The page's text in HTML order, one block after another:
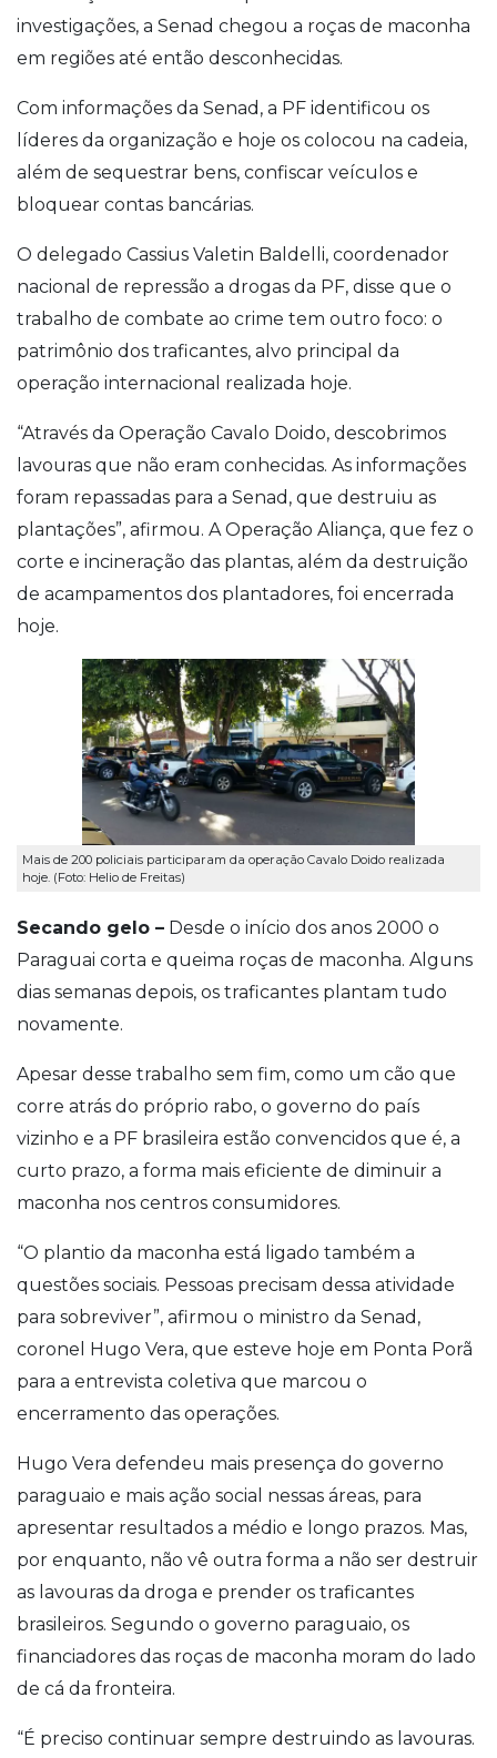
investigações, a Senad chegou a roças de maconha
em regiões até então desconhecidas.
Com informações da Senad, a PF identificou os
líderes da organização e hoje os colocou na cadeia,
além de sequestrar bens, confiscar veículos e
bloquear contas bancárias.
O delegado Cassius Valetin Baldelli, coordenador
nacional de repressão a drogas da PF, disse que o
trabalho de combate ao crime tem outro foco: o
patrimônio dos traficantes, alvo principal da
operação internacional realizada hoje.
“Através da Operação Cavalo Doido, descobrimos
lavouras que não eram conhecidas. As informações
foram repassadas para a Senad, que destruiu as
plantações”, afirmou. A Operação Aliança, que fez o
corte e incineração das plantas, além da destruição
de acampamentos dos plantadores, foi encerrada
hoje.
Mais de 200 policiais participaram da operação Cavalo Doido realizada
hoje. (Foto: Helio de Freitas)
Secando gelo – Desde o início dos anos 2000 o
Paraguai corta e queima roças de maconha. Alguns
dias semanas depois, os traficantes plantam tudo
novamente.
Apesar desse trabalho sem fim, como um cão que
corre atrás do próprio rabo, o governo do país
vizinho e a PF brasileira estão convencidos que é, a
curto prazo, a forma mais eficiente de diminuir a
maconha nos centros consumidores.
“O plantio da maconha está ligado também a
questões sociais. Pessoas precisam dessa atividade
para sobreviver”, afirmou o ministro da Senad,
coronel Hugo Vera, que esteve hoje em Ponta Porã
para a entrevista coletiva que marcou o
encerramento das operações.
Hugo Vera defendeu mais presença do governo
paraguaio e mais ação social nessas áreas, para
apresentar resultados a médio e longo prazos. Mas,
por enquanto, não vê outra forma a não ser destruir
as lavouras da droga e prender os traficantes
brasileiros. Segundo o governo paraguaio, os
financiadores das roças de maconha moram do lado
de cá da fronteira.
“É preciso continuar sempre destruindo as lavouras.